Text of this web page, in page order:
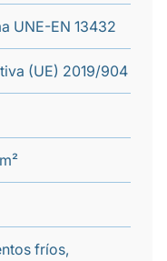
UNE-EN 13432
(UE) 2019/904
fríos,